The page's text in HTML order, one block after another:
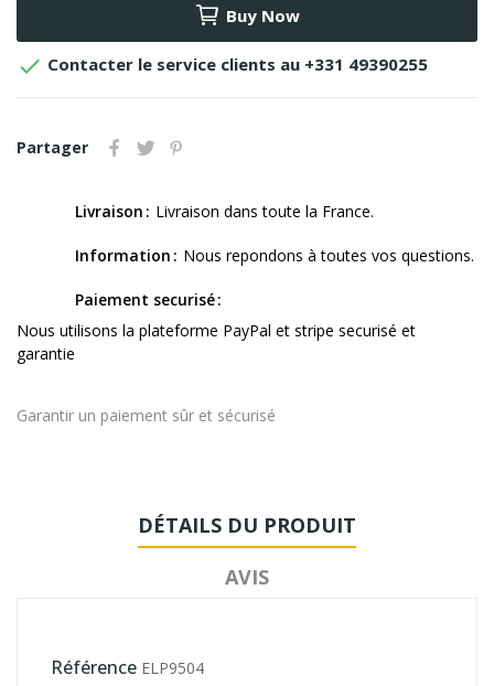
Buy Now
 Contacter le service clients au +331 49390255
Partager
Livraison Livraison dans toute la France.
Information Nous repondons à toutes vos questions.
Paiement securisé
Nous utilisons la plateforme PayPal et stripe securisé et
garantie
Garantir un paiement sûr et sécurisé
DÉTAILS DU PRODUIT
AVIS
Référence ELP9504